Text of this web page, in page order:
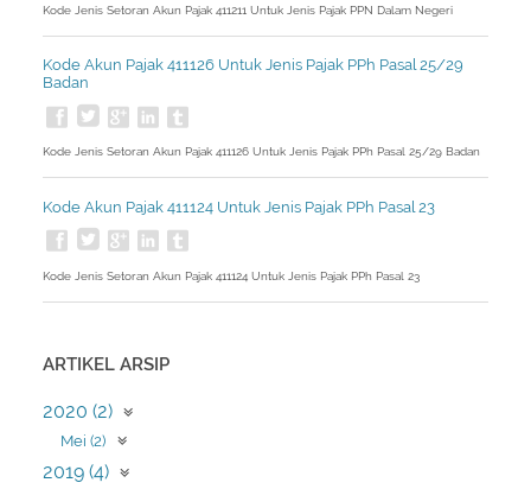
Kode Jenis Setoran Akun Pajak 411211 Untuk Jenis Pajak PPN Dalam Negeri
Kode Akun Pajak 411126 Untuk Jenis Pajak PPh Pasal 25/29
Badan
Kode Jenis Setoran Akun Pajak 411126 Untuk Jenis Pajak PPh Pasal 25/29 Badan
Kode Akun Pajak 411124 Untuk Jenis Pajak PPh Pasal 23
Kode Jenis Setoran Akun Pajak 411124 Untuk Jenis Pajak PPh Pasal 23
ARTIKEL ARSIP
2020 (2)
Mei (2)
2019 (4)